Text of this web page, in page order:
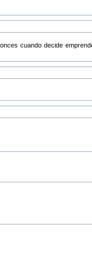
cuando decide